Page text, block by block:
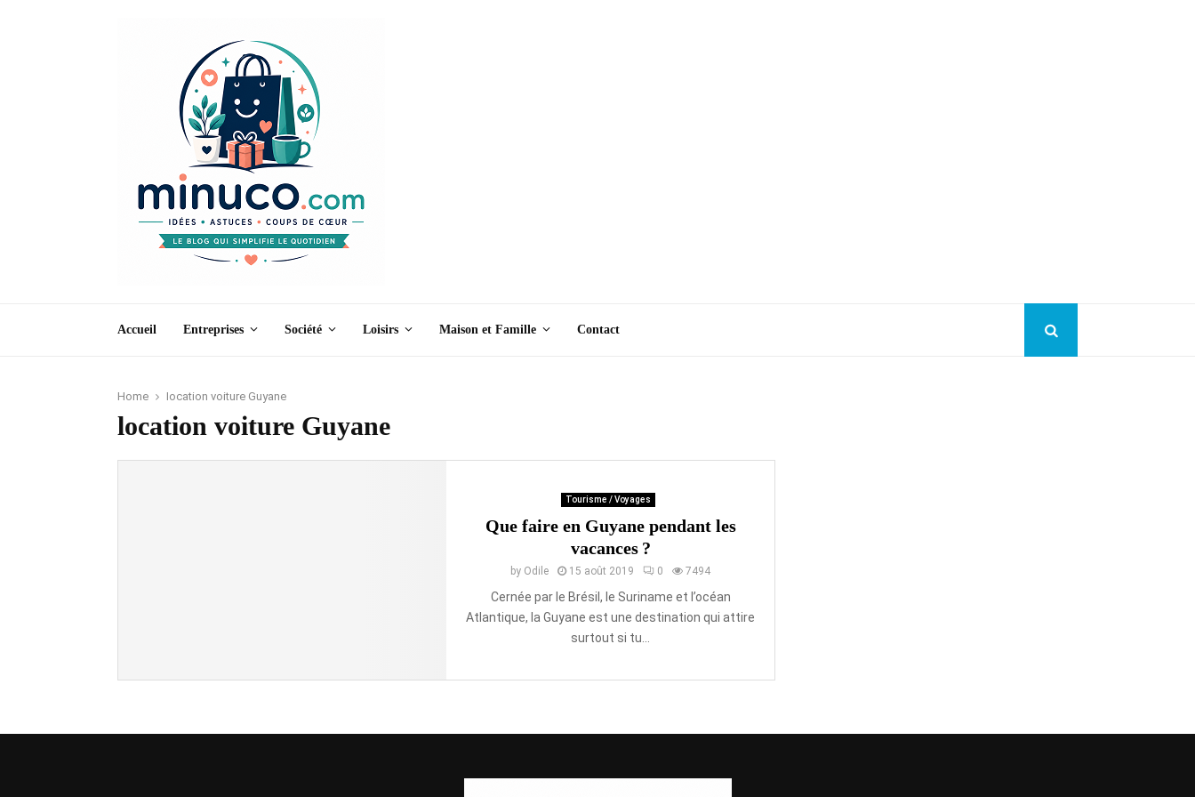
Accueil Entreprises Société Loisirs Maison et Famille Contact
Home location voiture Guyane
location voiture Guyane
Tourisme / Voyages
Que faire en Guyane pendant les
vacances ?
by Odile 15 août 2019 0 7494
Cernée par le Brésil, le Suriname et l’océan
Atlantique, la Guyane est une destination qui attire
surtout si tu...